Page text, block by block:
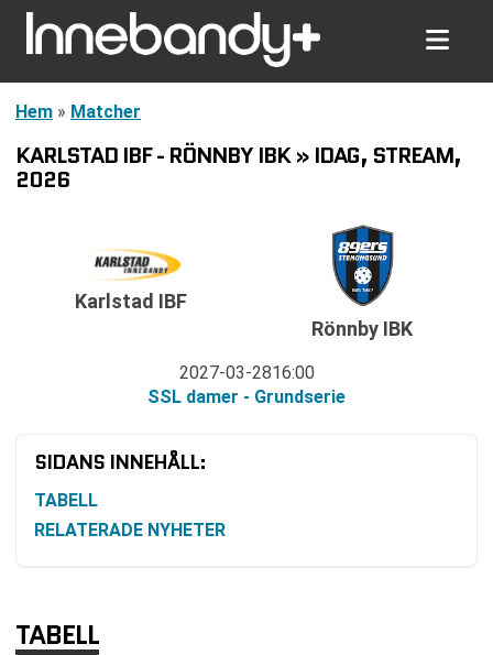
Hem » Matcher
KARLSTAD IBF - RÖNNBY IBK » IDAG, STREAM,
2026
Karlstad IBF
2027-03-2816:00
SSL damer - Grundserie
Rönnby IBK
SIDANS INNEHÅLL:
TABELL
RELATERADE NYHETER
TABELL